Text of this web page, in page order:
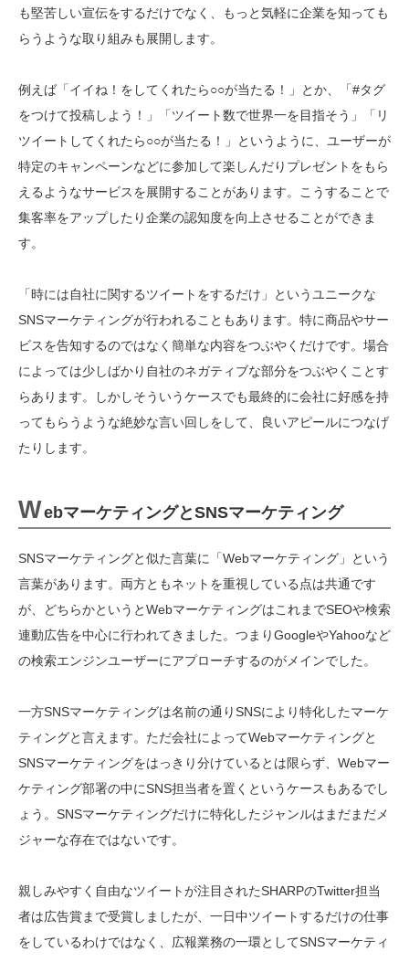
も堅苦しい宣伝をするだけでなく、もっと気軽に企業を知っても
らうような取り組みも展開します。
例えば「イイね！をしてくれたら○○が当たる！」とか、「#タグ
をつけて投稿しよう！」「ツイート数で世界一を目指そう」「リ
ツイートしてくれたら○○が当たる！」というように、ユーザーが
特定のキャンペーンなどに参加して楽しんだりプレゼントをもら
えるようなサービスを展開することがあります。こうすることで
集客率をアップしたり企業の認知度を向上させることができま
す。
「時には自社に関するツイートをするだけ」というユニークな
SNSマーケティングが行われることもあります。特に商品やサー
ビスを告知するのではなく簡単な内容をつぶやくだけです。場合
によっては少しばかり自社のネガティブな部分をつぶやくことす
らあります。しかしそういうケースでも最終的に会社に好感を持
ってもらうような絶妙な言い回しをして、良いアピールにつなげ
たりします。
WebマーケティングとSNSマーケティング
SNSマーケティングと似た言葉に「Webマーケティング」という
言葉があります。両方ともネットを重視している点は共通です
が、どちらかというとWebマーケティングはこれまでSEOや検索
連動広告を中心に行われてきました。つまりGoogleやYahooなど
の検索エンジンユーザーにアプローチするのがメインでした。
一方SNSマーケティングは名前の通りSNSにより特化したマーケ
ティングと言えます。ただ会社によってWebマーケティングと
SNSマーケティングをはっきり分けているとは限らず、Webマー
ケティング部署の中にSNS担当者を置くというケースもあるでし
ょう。SNSマーケティングだけに特化したジャンルはまだまだメ
ジャーな存在ではないです。
親しみやすく自由なツイートが注目されたSHARPのTwitter担当
者は広告賞まで受賞しましたが、一日中ツイートするだけの仕事
をしているわけではなく、広報業務の一環としてSNSマーケティ